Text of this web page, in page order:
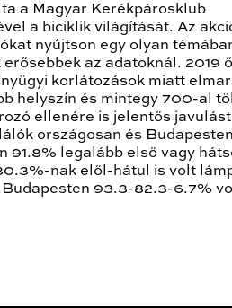
a Magyar Kerékpárosklub
a biciklik világítását. Az
nyújtson egy olyan
az adatoknál. 2019
korlátozások miatt
helyszín és mintegy 700-al
ellenére is jelentős javulást
országosan és
91.8% legalább első vagy
nak elől-hátul is volt
93.3-82.3-6.7%